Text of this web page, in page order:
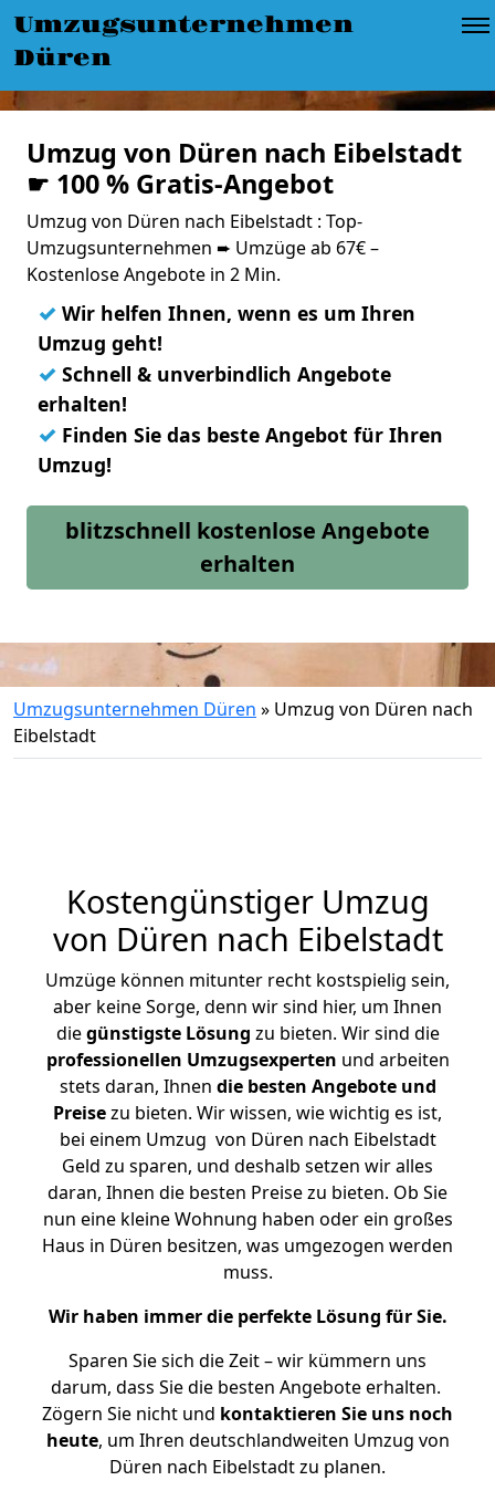
Umzugsunternehmen
Düren
Umzug von Düren nach Eibelstadt
☛ 100 % Gratis-Angebot
Umzug von Düren nach Eibelstadt : Top-
Umzugsunternehmen ➨ Umzüge ab 67€ –
Kostenlose Angebote in 2 Min.
✓ Wir helfen Ihnen, wenn es um Ihren
Umzug geht!
✓ Schnell & unverbindlich Angebote
erhalten!
✓ Finden Sie das beste Angebot für Ihren
Umzug!
blitzschnell kostenlose Angebote
erhalten
Umzugsunternehmen Düren » Umzug von Düren nach
Eibelstadt
Kostengünstiger Umzug
von Düren nach Eibelstadt
Umzüge können mitunter recht kostspielig sein,
aber keine Sorge, denn wir sind hier, um Ihnen
diegünstigste Lösung zu bieten. Wir sind die
professionellen Umzugsexperten und arbeiten
stets daran, Ihnen die besten Angebote und
Preisezu bieten. Wir wissen, wie wichtig es ist,
bei einem Umzug von Düren nach Eibelstadt
Geld zu sparen, und deshalb setzen wir alles
daran, Ihnen die besten Preise zu bieten. Ob Sie
nun eine kleine Wohnung haben oder ein großes
Haus in Düren besitzen, was umgezogen werden
muss.
Wir haben immer die perfekte Lösung für Sie.
Sparen Sie sich die Zeit – wir kümmern uns
darum, dass Sie die besten Angebote erhalten.
Zögern Sie nicht und kontaktieren Sie uns noch
heute, um Ihren deutschlandweiten Umzug von
Düren nach Eibelstadt zu planen.